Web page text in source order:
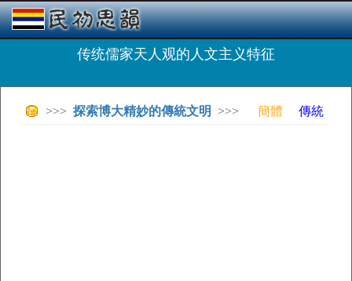
传统儒家天人观的人文主义特征
>>> 探索博大精妙的傳統文明 >>> 簡體 傳統